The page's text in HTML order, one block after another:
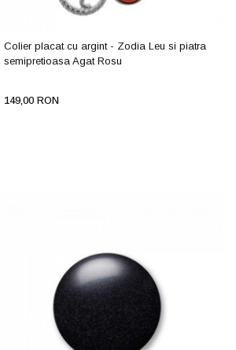
Colier placat cu argint - Zodia Leu si piatra
semipretioasa Agat Rosu
149,00 RON